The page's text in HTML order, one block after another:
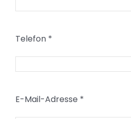
Telefon *
E-Mail-Adresse *